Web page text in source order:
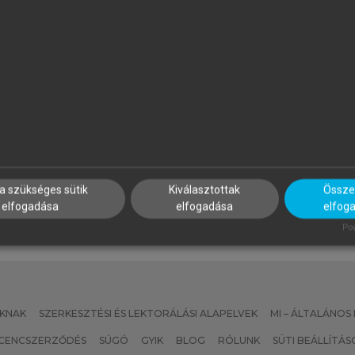
SZERKESZTÉSI ÉS LEKTORÁLÁSI ALAPELVEK MI – ÁLTALÁNOS
SÚGÓ GYIK BLOG RÓLUNK SÜTI
szükséges sütik
elfogadása
Kiválasztottak
elfogadása